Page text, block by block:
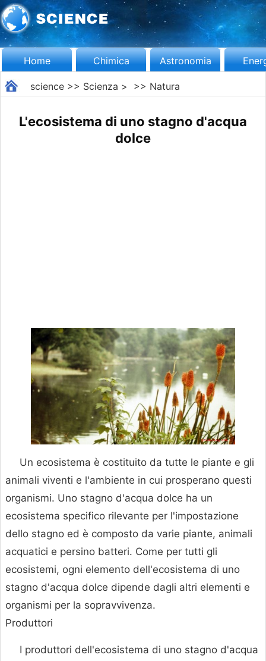
Home Chimica Astronomia
science>> Scienza > >> Natura
L'ecosistema di uno stagno d'acqua
dolce
Un ecosistema è costituito da tutte le piante e gli
animali viventi e l'ambiente in cui prosperano questi
organismi. Uno stagno d'acqua dolce ha un
ecosistema specifico rilevante per l'impostazione
dello stagno ed è composto da varie piante, animali
acquatici e persino batteri. Come per tutti gli
ecosistemi, ogni elemento dell'ecosistema di uno
stagno d'acqua dolce dipende dagli altri elementi e
organismi per la sopravvivenza.
Produttori
I produttori dell'ecosistema di uno stagno d'acqua